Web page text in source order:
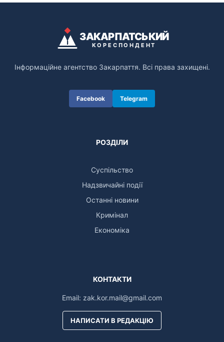
ЗАКАРПАТСЬКИЙ
КОРЕСПОНДЕНТ
Інформаційне агентство Закарпаття. Всі права захищені.
Facebook Telegram
РОЗДІЛИ
Суспільство
Надзвичайні події
Останні новини
Кримінал
Економіка
КОНТАКТИ
Email: zak.kor.mail@gmail.com
НАПИСАТИ В РЕДАКЦІЮ